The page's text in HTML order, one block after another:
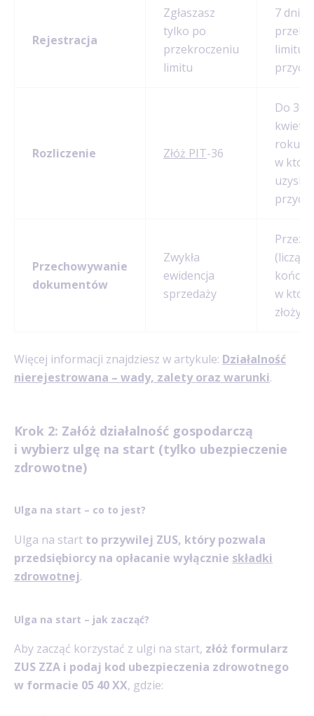
Rejestracja
Zgłaszasz
tylko po
przekroczeniu
limitu
7 dni
limitu
Rozliczenie Złóż PIT-36
Do 30
roku,
w
Przechowywanie
dokumentów
Zwykła
ewidencja
sprzedaży
Przez
(licząc
końca
w
Więcej informacji znajdziesz w artykule: Działalność
nierejestrowana – wady, zalety oraz warunki.
Krok 2: Załóż działalność gospodarczą
i wybierz ulgę na start (tylko ubezpieczenie
zdrowotne)
Ulga na start – co to jest?
Ulga na start to przywilej ZUS, który pozwala
przedsiębiorcy na opłacanie wyłącznie składki
zdrowotnej.
Ulga na start – jak zacząć?
Aby zacząć korzystać z ulgi na start, złóż formularz
ZUS ZZA i podaj kod ubezpieczenia zdrowotnego
w formacie 05 40 XX, gdzie: